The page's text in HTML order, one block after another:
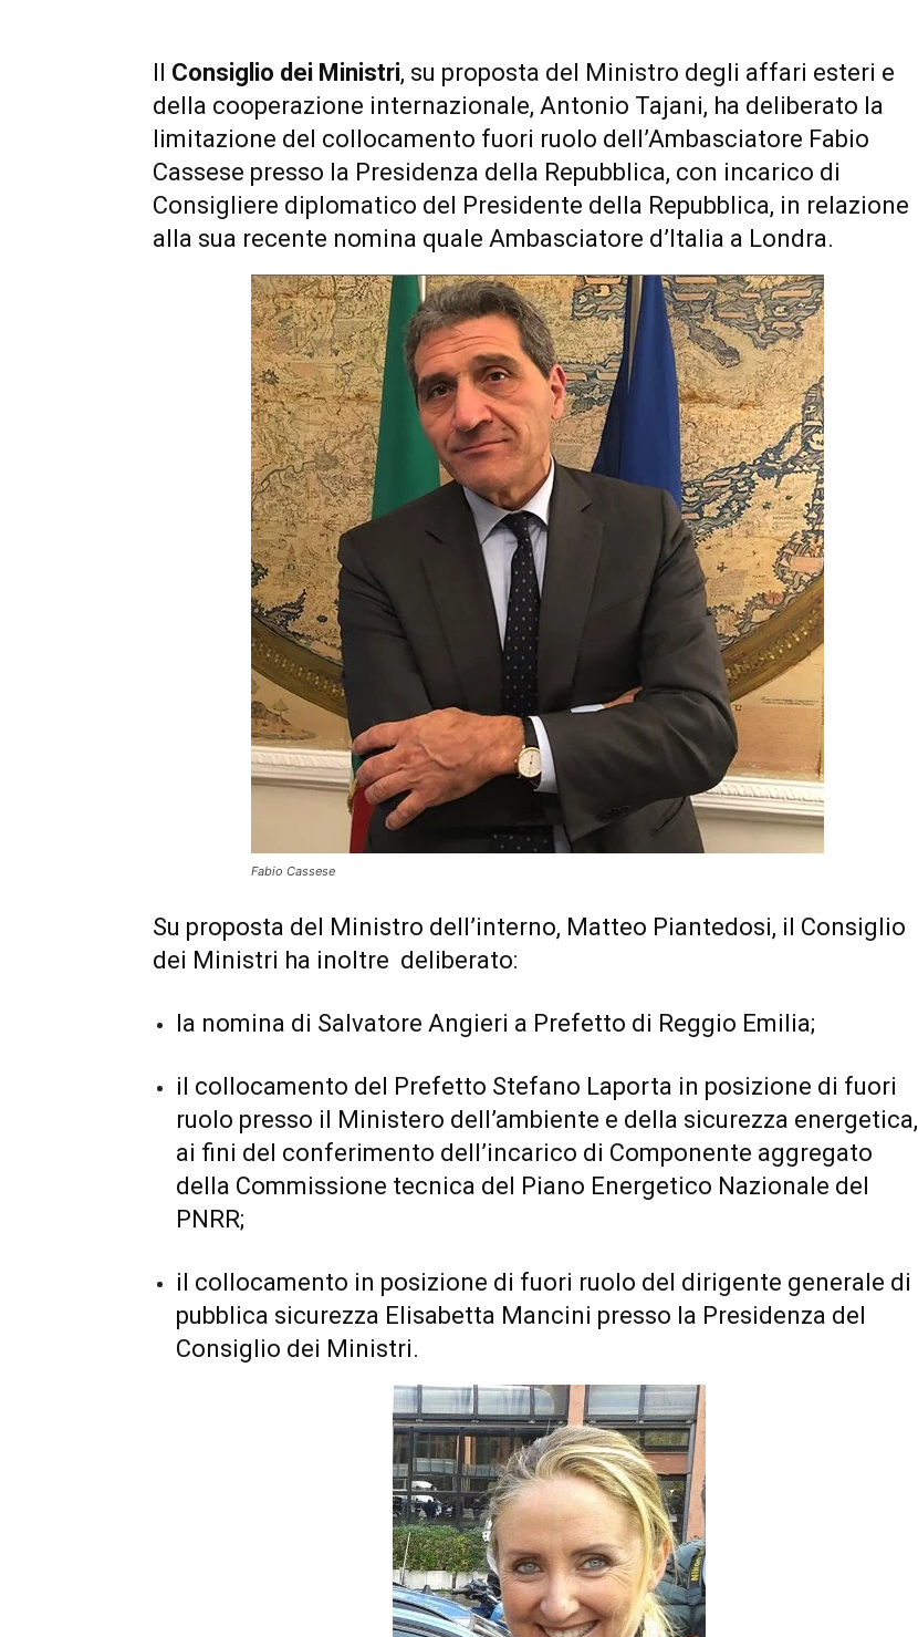
Il Consiglio dei Ministri, su proposta del Ministro degli affari esteri e
della cooperazione internazionale, Antonio Tajani, ha deliberato la
limitazione del collocamento fuori ruolo dell’Ambasciatore Fabio
Cassese presso la Presidenza della Repubblica, con incarico di
Consigliere diplomatico del Presidente della Repubblica, in relazione
alla sua recente nomina quale Ambasciatore d’Italia a Londra.
Fabio Cassese
Su proposta del Ministro dell’interno, Matteo Piantedosi, il Consiglio
dei Ministri ha inoltre deliberato:
la nomina di Salvatore Angieri a Prefetto di Reggio Emilia;
il collocamento del Prefetto Stefano Laporta in posizione di fuori
ruolo presso il Ministero dell’ambiente e della sicurezza energetica,
ai fini del conferimento dell’incarico di Componente aggregato
della Commissione tecnica del Piano Energetico Nazionale del
PNRR;
il collocamento in posizione di fuori ruolo del dirigente generale di
pubblica sicurezza Elisabetta Mancini presso la Presidenza del
Consiglio dei Ministri.